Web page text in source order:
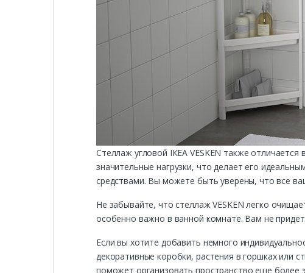
Стеллаж угловой ІКЕА VESKEN также
значительные нагрузки, что делает его
средствами. Вы можете быть уверены, что все
Не забывайте, что стеллаж VESKEN легко
особенно важно в ванной комнате. Вам не
Если вы хотите добавить немного
декоративные коробки, растения в горшках или
поможет организовать пространство еще более